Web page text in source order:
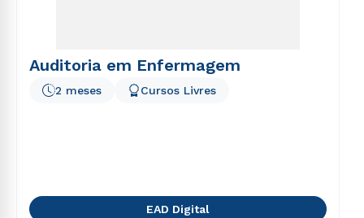
Auditoria em Enfermagem
2 meses Cursos Livres
EAD Digital